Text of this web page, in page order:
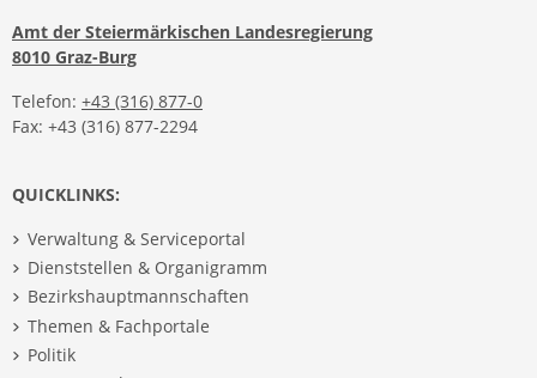
Amt der Steiermärkischen Landesregierung
8010 Graz-Burg
Telefon: +43 (316) 877-0
Fax: +43 (316) 877-2294
QUICKLINKS:
Verwaltung & Serviceportal
Dienststellen & Organigramm
Bezirkshauptmannschaften
Themen & Fachportale
Politik